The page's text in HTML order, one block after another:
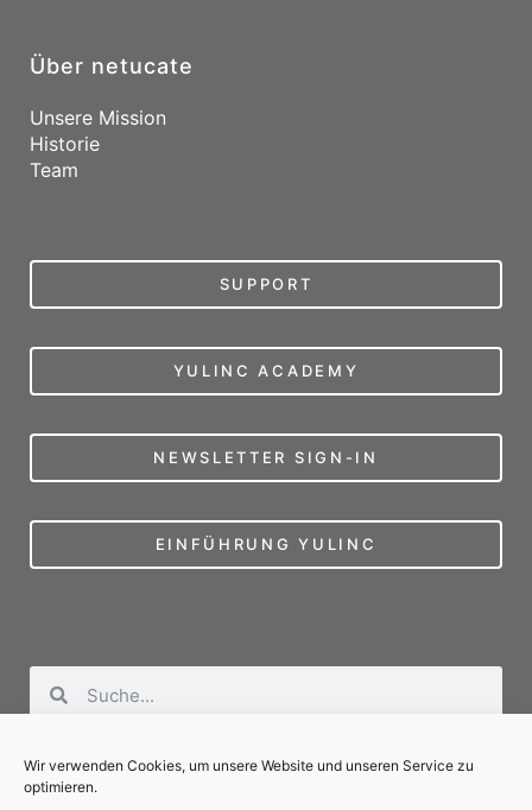
Wir verwenden Cookies, um unsere Website und unseren Service zu
optimieren.
Über netucate
Unsere Mission
Historie
Team
SUPPORT
YULINC ACADEMY
NEWSLETTER SIGN-IN
EINFÜHRUNG YULINC